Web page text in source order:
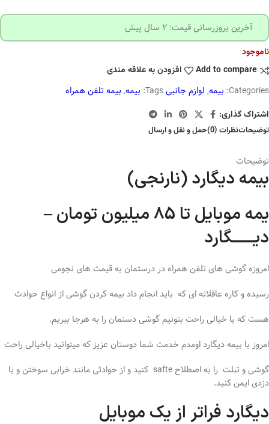
آخرین بروزرسانی قیمت: 2 سال پیش
ناموجود
Add to compare
افزودن به علاقه مندی
Categories: بیمه, لوازم جانبیTags: بیمه, بیمه تلفن همراه
اشتراک گذاری:
توضیحاتنظرات (0) حمل و نقل و ارسال
توضیحات
بیمه دیگارد (نارنجی)
یمه موبایل تا 85 میلیون تومان –
دیــــــگارد
امروزه گوشی های تلفن همراه در درستمان به قیمت های نجومی
رسیده و کاره عاقلانه ای که باید انجام داد بیمه کردن گوشی از انواع حوادث
هست که با خیالی راحت بتونیم گوشی دستمان را به هرجا ببریم.
امروز با بیمه دیگارد اومدم خدمت شما دوستان عزیز که میتوانید باخیالی راحت
گوشی و تبلت را به اصطلاح safte کنید و از حوادثی مانند خرابی سوختن و یا
دزدی ایمن کنید.
دیگارد فراتر از یک موبایل